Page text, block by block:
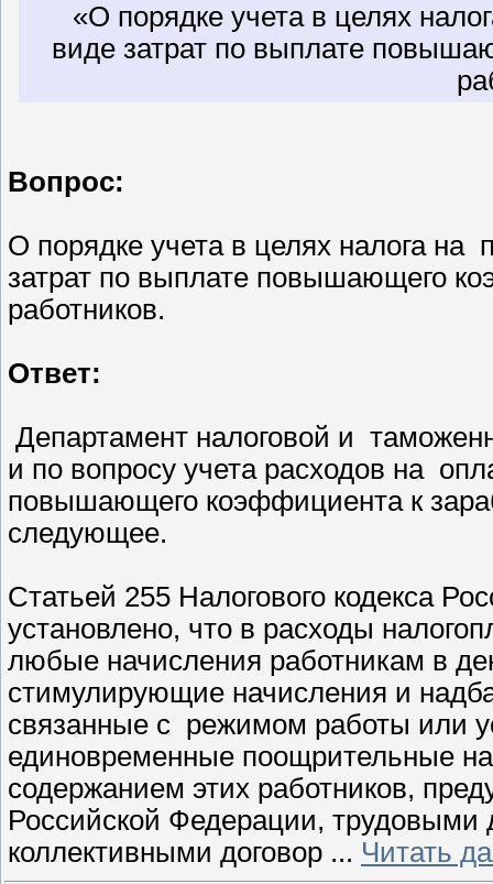
«О порядке учета в целях
виде затрат по выплате
Вопрос:
О порядке учета в целях налога на
затрат по выплате повышающего
работников.
Ответ:
Департамент налоговой и
и по вопросу учета расходов на
повышающего коэффициента к
следующее.
Статьей 255 Налогового кодекса
установлено, что в расходы
любые начисления работникам в
стимулирующие начисления и
связанные с режимом работы или
единовременные поощрительные
содержанием этих работников,
Российской Федерации, трудовыми
коллективными договор ... Читать